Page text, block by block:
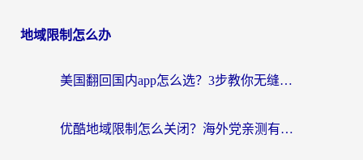
地域限制怎么办
美国翻回国内app怎么选？3步教你无缝刷剧、登12123、访问国内网站
优酷地域限制怎么关闭？海外党亲测有效的追剧加速器选择指南